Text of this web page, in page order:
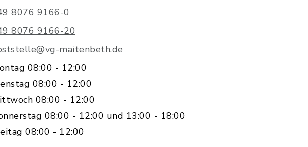
8076 9166-0
8076 9166-20
maitenbeth.de
08:00 - 12:00
08:00 - 12:00
08:00 - 12:00
08:00 - 12:00 und 13:00 - 18:00
08:00 - 12:00